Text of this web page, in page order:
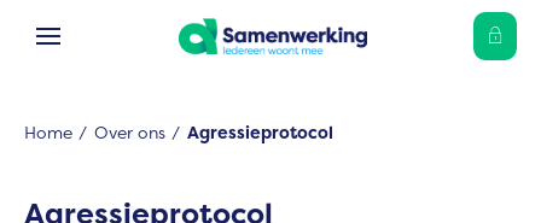
Naar de homepage
Ga naar Hoofd
Home Over ons Agressieprotocol
Agressieprotocol